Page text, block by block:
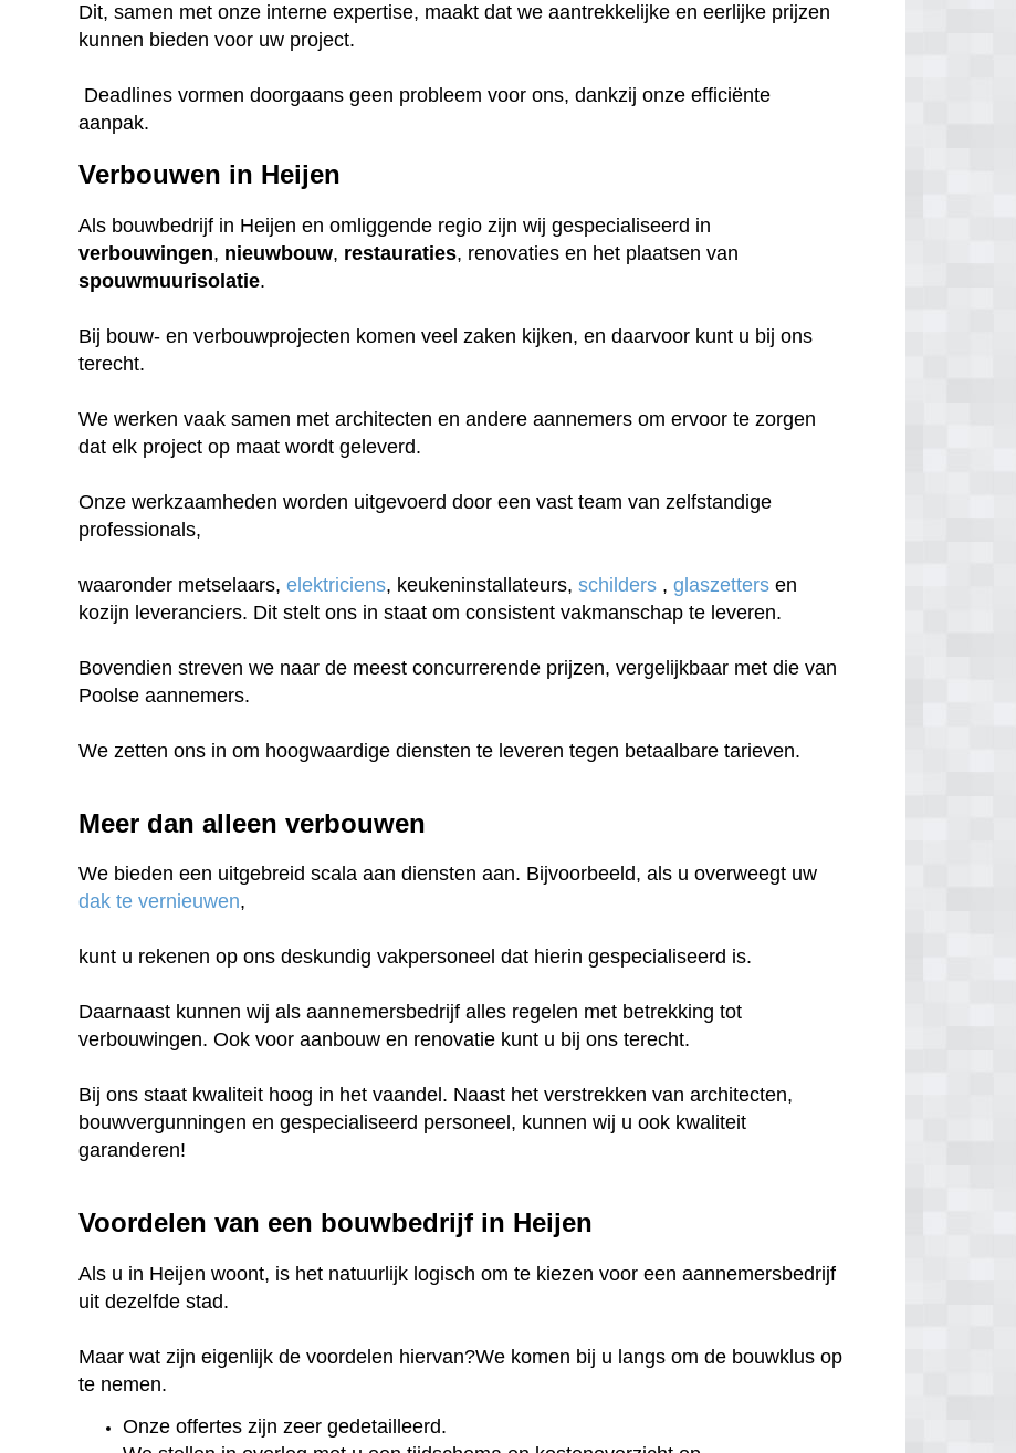
Dit, samen met onze interne expertise, maakt dat we aantrekkelijke en eerlijke prijzen
kunnen bieden voor uw project.
Deadlines vormen doorgaans geen probleem voor ons, dankzij onze efficiënte
aanpak.
Verbouwen in Heijen
Als bouwbedrijf in Heijen en omliggende regio zijn wij gespecialiseerd in
verbouwingen, nieuwbouw, restauraties, renovaties en het plaatsen van
spouwmuurisolatie.
Bij bouw- en verbouwprojecten komen veel zaken kijken, en daarvoor kunt u bij ons
terecht.
We werken vaak samen met architecten en andere aannemers om ervoor te zorgen
dat elk project op maat wordt geleverd.
Onze werkzaamheden worden uitgevoerd door een vast team van zelfstandige
professionals,
waaronder metselaars,elektriciens, keukeninstallateurs,schilders ,glaszetters en
kozijn leveranciers. Dit stelt ons in staat om consistent vakmanschap te leveren.
Bovendien streven we naar de meest concurrerende prijzen, vergelijkbaar met die van
Poolse aannemers.
We zetten ons in om hoogwaardige diensten te leveren tegen betaalbare tarieven.
Meer dan alleen verbouwen
We bieden een uitgebreid scala aan diensten aan. Bijvoorbeeld, als u overweegt uw
dak te vernieuwen,
kunt u rekenen op ons deskundig vakpersoneel dat hierin gespecialiseerd is.
Daarnaast kunnen wij als aannemersbedrijf alles regelen met betrekking tot
verbouwingen. Ook voor aanbouw en renovatie kunt u bij ons terecht.
Bij ons staat kwaliteit hoog in het vaandel. Naast het verstrekken van architecten,
bouwvergunningen en gespecialiseerd personeel, kunnen wij u ook kwaliteit
garanderen!
Voordelen van een bouwbedrijf in Heijen
Als u in Heijen woont, is het natuurlijk logisch om te kiezen voor een aannemersbedrijf
uit dezelfde stad.
Maar wat zijn eigenlijk de voordelen hiervan?We komen bij u langs om de bouwklus op
te nemen.
Onze offertes zijn zeer gedetailleerd.